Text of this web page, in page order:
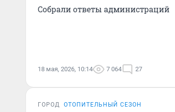
Собрали ответы администраций
18 мая, 2026, 10:14 7 064 27
ГОРОД ОТОПИТЕЛЬНЫЙ СЕЗОН